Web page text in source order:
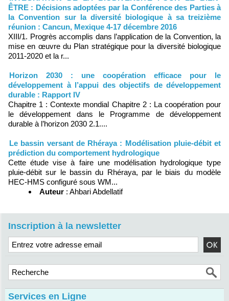
ÊTRE : Décisions adoptées par la Conférence des Parties à
la Convention sur la diversité biologique à sa treizième
réunion : Cancun, Mexique 4-17 décembre 2016
XIII/1. Progrès accomplis dans l’application de la Convention, la
mise en œuvre du Plan stratégique pour la diversité biologique
2011-2020 et la r...
Horizon 2030 : une coopération efficace pour le
développement à l’appui des objectifs de développement
durable : Rapport IV
Chapitre 1 : Contexte mondial Chapitre 2 : La coopération pour
le développement dans le Programme de développement
durable à l’horizon 2030 2.1....
Le bassin versant de Rhéraya : Modélisation pluie-débit et
prédiction du comportement hydrologique
Cette étude vise à faire une modélisation hydrologique type
pluie-débit sur le bassin du Rhéraya, par le biais du modèle
HEC-HMS configuré sous WM...
Auteur : Ahbari Abdellatif
Inscription à la newsletter
Services en Ligne